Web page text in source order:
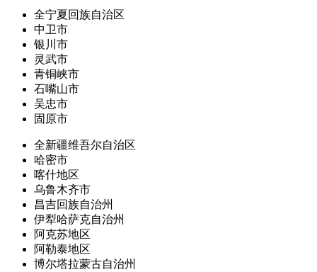
全宁夏回族自治区
中卫市
银川市
灵武市
青铜峡市
石嘴山市
吴忠市
固原市
全新疆维吾尔自治区
哈密市
喀什地区
乌鲁木齐市
昌吉回族自治州
伊犁哈萨克自治州
阿克苏地区
阿勒泰地区
博尔塔拉蒙古自治州